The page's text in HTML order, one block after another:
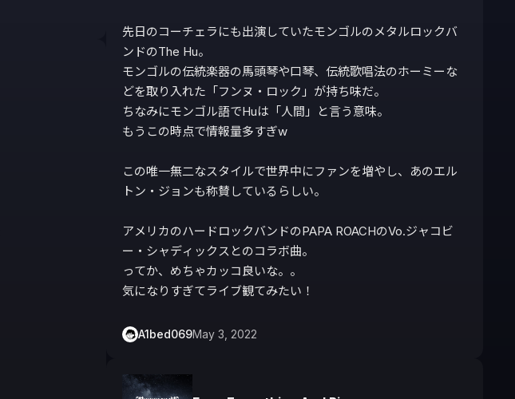
先日のコーチェラにも出演していたモンゴルのメタルロックバ
ンドのThe Hu。
モンゴルの伝統楽器の馬頭琴や口琴、伝統歌唱法のホーミーな
どを取り入れた「フンヌ・ロック」が持ち味だ。
ちなみにモンゴル語でHuは「人間」と言う意味。
もうこの時点で情報量多すぎw
この唯一無二なスタイルで世界中にファンを増やし、あのエル
トン・ジョンも称賛しているらしい。
アメリカのハードロックバンドのPAPA ROACHのVo.ジャコビ
ー・シャディックスとのコラボ曲。
ってか、めちゃカッコ良いな。。
気になりすぎてライブ観てみたい！
A1bed069May 3, 2022